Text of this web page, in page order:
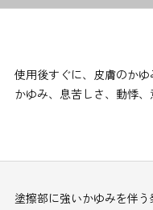
使用後すぐに、皮膚のか
かゆみ、息苦しさ、動悸、
塗擦部に強いかゆみを伴